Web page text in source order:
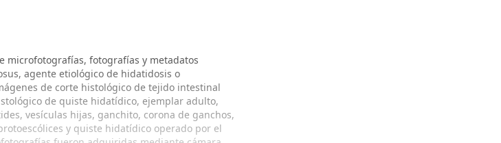
microfotografías, fotografías y metadatos
agente etiológico de hidatidosis o
de corte histológico de tejido intestinal
de quiste hidatídico, ejemplar adulto,
vesículas hijas, ganchito, corona de ganchos,
y quiste hidatídico operado por el